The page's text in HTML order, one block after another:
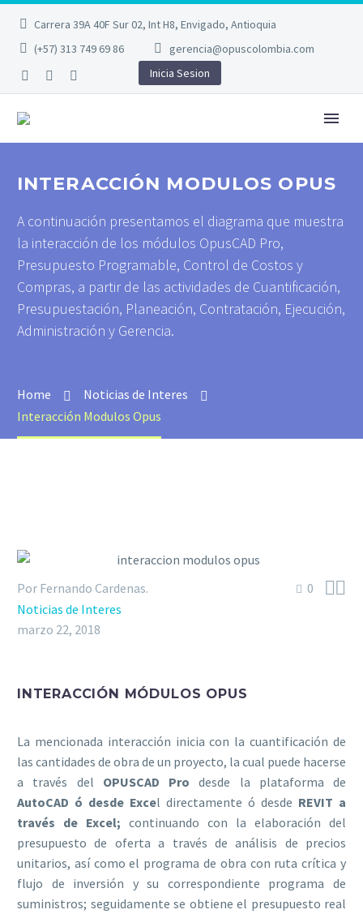
Carrera 39A 40F Sur 02, Int H8, Envigado, Antioquia
(+57) 313 749 69 86
gerencia@opuscolombia.com
Inicia Sesion
INTERACCIÓN MODULOS OPUS
A continuación presentamos el diagrama que muestra
la interacción de los módulos OpusCAD Pro,
Presupuesto Programable, Control de Costos y
Compras, a partir de las actividades de Cuantificación,
Presupuestación, Planeación, Contratación, Ejecución,
Administración y Gerencia.
Home
Noticias de Interes
Interacción Modulos Opus
0 
Por Fernando Cardenas.
Noticias de Interes
marzo 22, 2018
INTERACCIÓN MÓDULOS OPUS
La mencionada interacción inicia con la cuantificación de
las cantidades de obra de un proyecto, la cual puede hacerse
a través del OPUSCAD Pro desde la plataforma de
AutoCAD ó desde Excel directamente ó desde REVIT a
través de Excel; continuando con la elaboración del
presupuesto de oferta a través de análisis de precios
unitarios, así como el programa de obra con ruta crítica y
flujo de inversión y su correspondiente programa de
suministros; seguidamente se obtiene el presupuesto real